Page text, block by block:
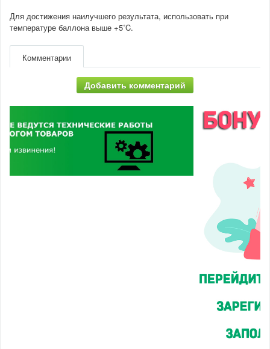
Для достижения наилучшего результата, использовать при
температуре баллона выше +5˚C.
Комментарии
Добавить комментарий